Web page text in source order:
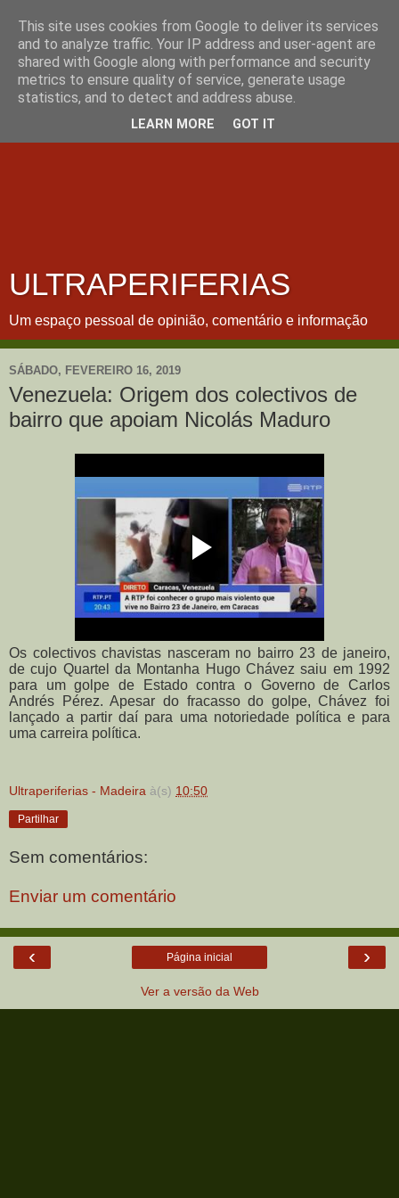
ULTRAPERIFERIAS
Um espaço pessoal de opinião, comentário e informação
SÁBADO, FEVEREIRO 16, 2019
Venezuela: Origem dos colectivos de
bairro que apoiam Nicolás Maduro
Os colectivos chavistas nasceram no bairro 23 de janeiro,
de cujo Quartel da Montanha Hugo Chávez saiu em 1992
para um golpe de Estado contra o Governo de Carlos
Andrés Pérez. Apesar do fracasso do golpe, Chávez foi
lançado a partir daí para uma notoriedade política e para
uma carreira política.
Ultraperiferias - Madeira à(s) 10:50
Partilhar
Sem comentários:
Enviar um comentário
‹ ›
Página inicial
Ver a versão da Web
This site uses cookies from Google to deliver its services
and to analyze traffic. Your IP address and user-agent are
shared with Google along with performance and security
metrics to ensure quality of service, generate usage
statistics, and to detect and address abuse.
LEARN MORE GOT IT